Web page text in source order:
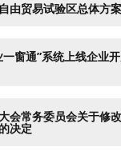
由贸易试验区总体方案
窗通”系统上线企业
会常务委员会关于修
决定